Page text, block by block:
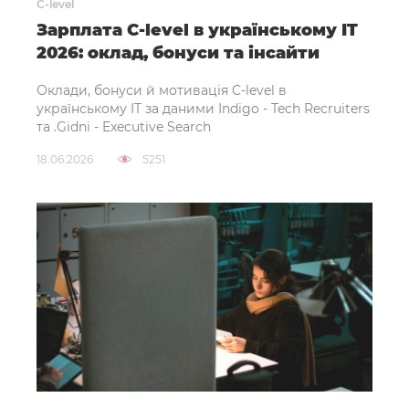
C-level
Зарплата C-level в українському IT
2026: оклад, бонуси та інсайти
Оклади, бонуси й мотивація C-level в
українському IT за даними Indigo - Tech Recruiters
та .Gidni - Executive Search
18.06.2026 5251